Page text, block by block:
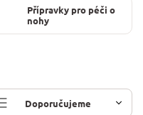
Přípravky pro péči o
nohy
Doporučujeme